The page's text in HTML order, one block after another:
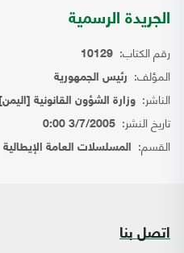
الجريدة الرسمية
رقم الكتاب: 10129
المؤلف: رئيس الجمهورية
الناشر: وزارة الشؤون القانونية [اليمن]
تاريخ النشر: 3/7/2005 0:00
القسم: المسلسلات العامة الإيطالية
اتصل بنا